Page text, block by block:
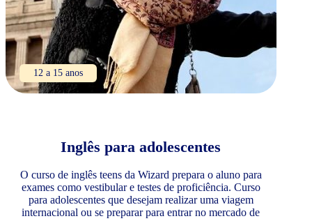
12 a 15 anos
Inglês para adolescentes
O curso de inglês teens da Wizard prepara o aluno para
exames como vestibular e testes de proficiência. Curso
para adolescentes que desejam realizar uma viagem
internacional ou se preparar para entrar no mercado de